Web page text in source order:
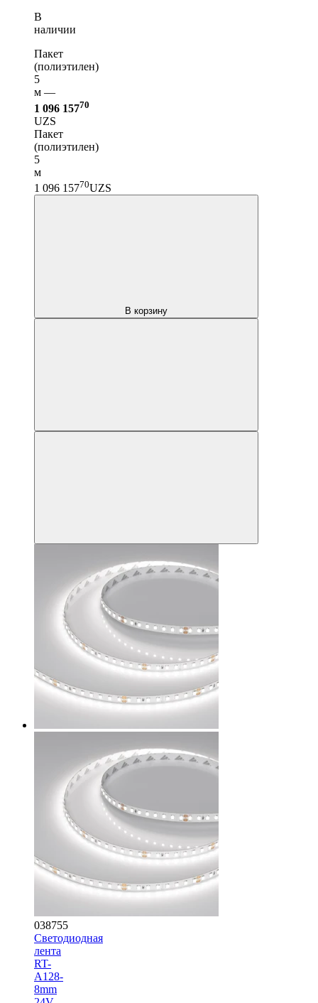
В
наличии
Пакет
(полиэтилен)
5
м —
1 096 15770
UZS
Пакет
(полиэтилен)
5
м
1 096 15770UZS
В корзину
038755
Светодиодная
лента
RT-
A128-
8mm